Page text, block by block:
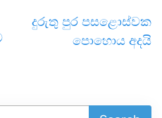
දුරුතු පුර පසළොස්වක
පොහොය අදයි